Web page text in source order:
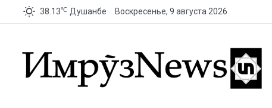
38.13℃ Душанбе Воскресенье, 9 августа 2026